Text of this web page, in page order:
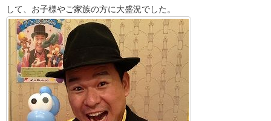
して、お子様やご家族の方に大盛況でした。